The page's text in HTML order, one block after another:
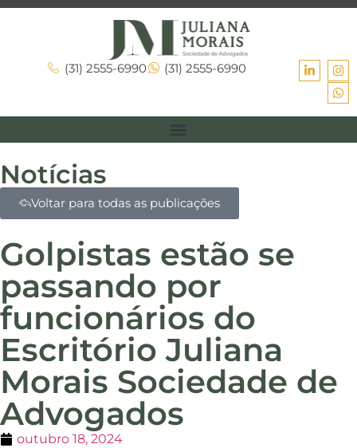
(31) 2555-6990 (31) 2555-6990
Notícias
Voltar para todas as publicações
Golpistas estão se
passando por
funcionários do
Escritório Juliana
Morais Sociedade de
Advogados
outubro 18, 2024